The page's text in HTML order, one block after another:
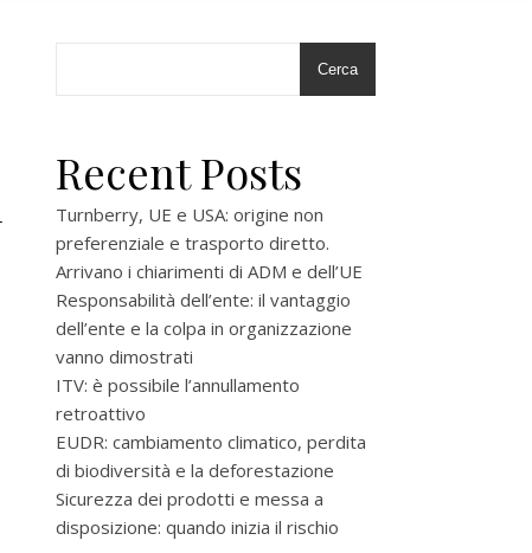
Cerca
Recent Posts
Turnberry, UE e USA: origine non
preferenziale e trasporto diretto.
Arrivano i chiarimenti di ADM e dell’UE
Responsabilità dell’ente: il vantaggio
dell’ente e la colpa in organizzazione
vanno dimostrati
ITV: è possibile l’annullamento
retroattivo
EUDR: cambiamento climatico, perdita
di biodiversità e la deforestazione
Sicurezza dei prodotti e messa a
disposizione: quando inizia il rischio